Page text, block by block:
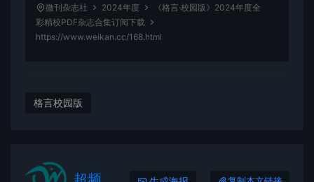
微刊杂志社 2024年度
《格言·校园版》2024年度全
彩精校PDF杂志合集订阅下载
https://www.weikan.cc/168.html
格言校园版